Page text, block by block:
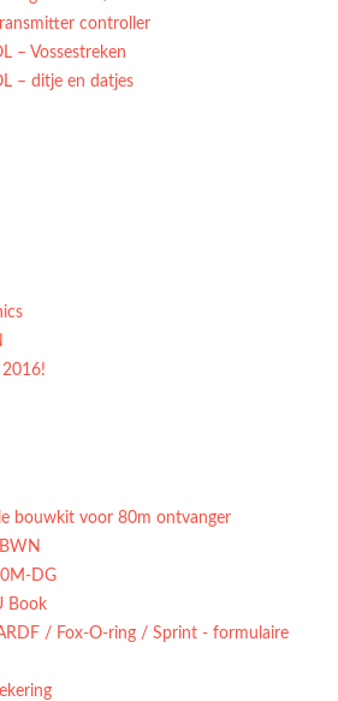
controller
– Vossestreken
– ditje en datjes
2016!
bouwkit voor 80m ontvanger
DG
Book
/ Fox-O-ring / Sprint - formulaire